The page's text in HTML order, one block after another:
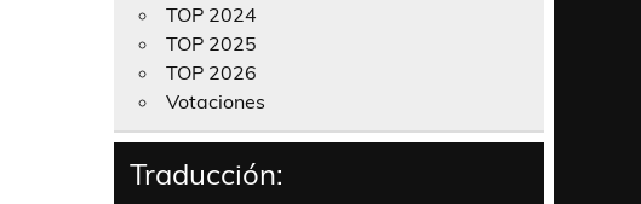
TOP 2024
TOP 2025
TOP 2026
Votaciones
Traducción: